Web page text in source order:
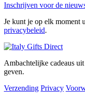
Inschrijven voor de
Je kunt je op elk moment
privacybeleid.
Ambachtelijke cadeaus
geven.
Verzending Privacy